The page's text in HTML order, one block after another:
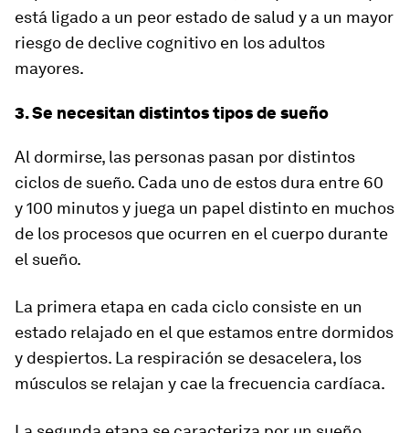
está ligado a un peor estado de salud y a un mayor
riesgo de declive cognitivo en los adultos
mayores.
3. Se necesitan distintos tipos de sueño
Al dormirse, las personas pasan por distintos
ciclos de sueño. Cada uno de estos dura entre 60
y 100 minutos y juega un papel distinto en muchos
de los procesos que ocurren en el cuerpo durante
el sueño.
La primera etapa en cada ciclo consiste en un
estado relajado en el que estamos entre dormidos
y despiertos. La respiración se desacelera, los
músculos se relajan y cae la frecuencia cardíaca.